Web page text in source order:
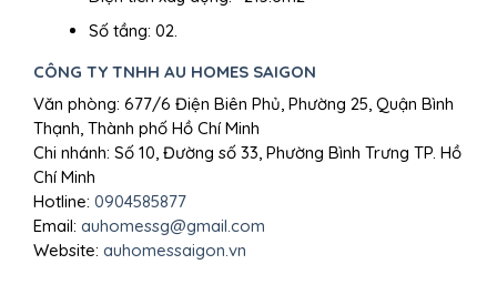
Số tầng: 02.
CÔNG TY TNHH AU HOMES SAIGON
Văn phòng: 677/6 Điện Biên Phủ, Phường 25, Quận Bình
Thạnh, Thành phố Hồ Chí Minh
Chi nhánh: Số 10, Đường số 33, Phường Bình Trưng TP. Hồ
Chí Minh
Hotline: 0904585877
Email: auhomessg@gmail.com
Website: auhomessaigon.vn